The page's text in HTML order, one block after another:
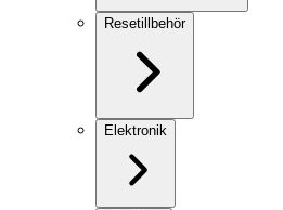
Resetillbehör
Elektronik